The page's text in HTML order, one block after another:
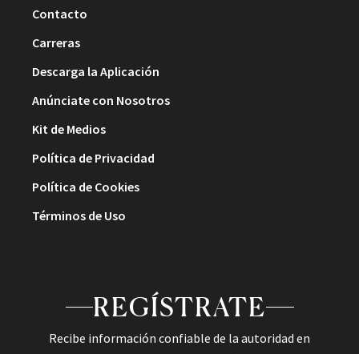
Contacto
Carreras
Descarga la Aplicación
Anúnciate con Nosotros
Kit de Medios
Política de Privacidad
Política de Cookies
Términos de Uso
REGÍSTRATE
Recibe información confiable de la autoridad en